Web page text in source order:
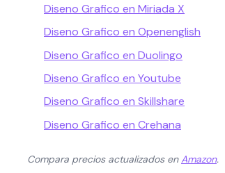
Diseno Grafico en Miriada X
Diseno Grafico en Openenglish
Diseno Grafico en Duolingo
Diseno Grafico en Youtube
Diseno Grafico en Skillshare
Diseno Grafico en Crehana
Compara precios actualizados enAmazon.